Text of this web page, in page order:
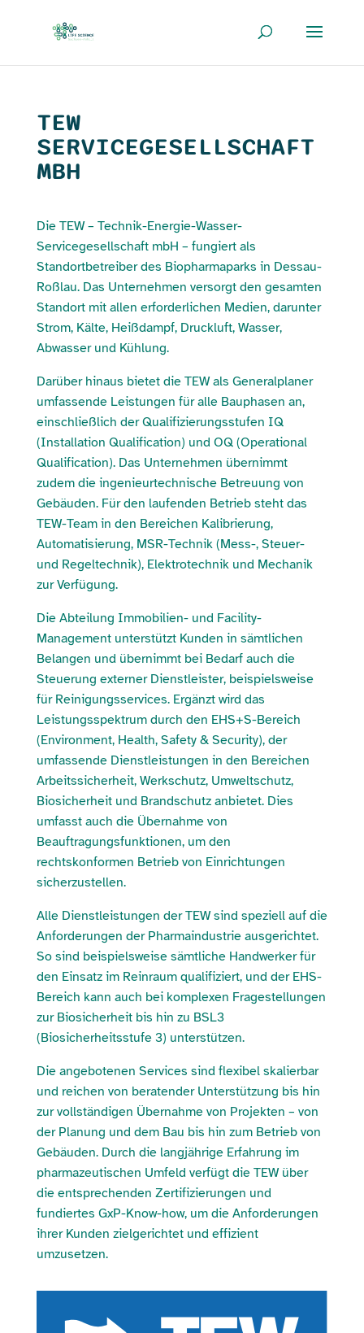
TEW
SERVICEGESELLSCHAFT
MBH
Die TEW – Technik-Energie-Wasser-
Servicegesellschaft mbH – fungiert als
Standortbetreiber des Biopharmaparks in Dessau-
Roßlau. Das Unternehmen versorgt den gesamten
Standort mit allen erforderlichen Medien, darunter
Strom, Kälte, Heißdampf, Druckluft, Wasser,
Abwasser und Kühlung.
Darüber hinaus bietet die TEW als Generalplaner
umfassende Leistungen für alle Bauphasen an,
einschließlich der Qualifizierungsstufen IQ
(Installation Qualification) und OQ (Operational
Qualification). Das Unternehmen übernimmt
zudem die ingenieurtechnische Betreuung von
Gebäuden. Für den laufenden Betrieb steht das
TEW-Team in den Bereichen Kalibrierung,
Automatisierung, MSR-Technik (Mess-, Steuer-
und Regeltechnik), Elektrotechnik und Mechanik
zur Verfügung.
Die Abteilung Immobilien- und Facility-
Management unterstützt Kunden in sämtlichen
Belangen und übernimmt bei Bedarf auch die
Steuerung externer Dienstleister, beispielsweise
für Reinigungsservices. Ergänzt wird das
Leistungsspektrum durch den EHS+S-Bereich
(Environment, Health, Safety & Security), der
umfassende Dienstleistungen in den Bereichen
Arbeitssicherheit, Werkschutz, Umweltschutz,
Biosicherheit und Brandschutz anbietet. Dies
umfasst auch die Übernahme von
Beauftragungsfunktionen, um den
rechtskonformen Betrieb von Einrichtungen
sicherzustellen.
Alle Dienstleistungen der TEW sind speziell auf die
Anforderungen der Pharmaindustrie ausgerichtet.
So sind beispielsweise sämtliche Handwerker für
den Einsatz im Reinraum qualifiziert, und der EHS-
Bereich kann auch bei komplexen Fragestellungen
zur Biosicherheit bis hin zu BSL3
(Biosicherheitsstufe 3) unterstützen.
Die angebotenen Services sind flexibel skalierbar
und reichen von beratender Unterstützung bis hin
zur vollständigen Übernahme von Projekten – von
der Planung und dem Bau bis hin zum Betrieb von
Gebäuden. Durch die langjährige Erfahrung im
pharmazeutischen Umfeld verfügt die TEW über
die entsprechenden Zertifizierungen und
fundiertes GxP-Know-how, um die Anforderungen
ihrer Kunden zielgerichtet und effizient
umzusetzen.